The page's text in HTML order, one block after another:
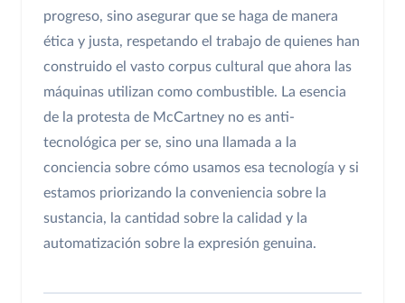
progreso, sino asegurar que se haga de manera
ética y justa, respetando el trabajo de quienes han
construido el vasto corpus cultural que ahora las
máquinas utilizan como combustible. La esencia
de la protesta de McCartney no es anti-
tecnológica per se, sino una llamada a la
conciencia sobre cómo usamos esa tecnología y si
estamos priorizando la conveniencia sobre la
sustancia, la cantidad sobre la calidad y la
automatización sobre la expresión genuina.